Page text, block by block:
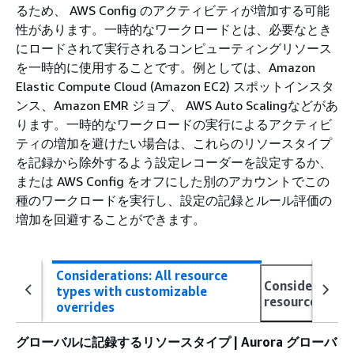
るため、 AWS Config のアクティビティが増加する可能
性があります。一時的なワークロード とは、必要なとき
にロードされて実行されるコンピューティングリソース
を一時的に使用することです。例としては、Amazon
Elastic Compute Cloud (Amazon EC2) スポットインスタ
ンス、Amazon EMR ジョブ、 AWS Auto Scalingなどがあ
ります。一時的なワークロードの実行によるアクティビ
ティの増加を避けたい場合は、これらのリソースタイプ
を記録から除外するよう設定レコーダーを設定するか、
または AWS Config をオフにした別のアカウントでこの
種のワークロードを実行し、設定の記録とルール評価の
増加を回避することができます。
Considerations: All resource
types with customizable
overrides
resource
グローバルに記録するリソースタイプ | Aurora グローバ